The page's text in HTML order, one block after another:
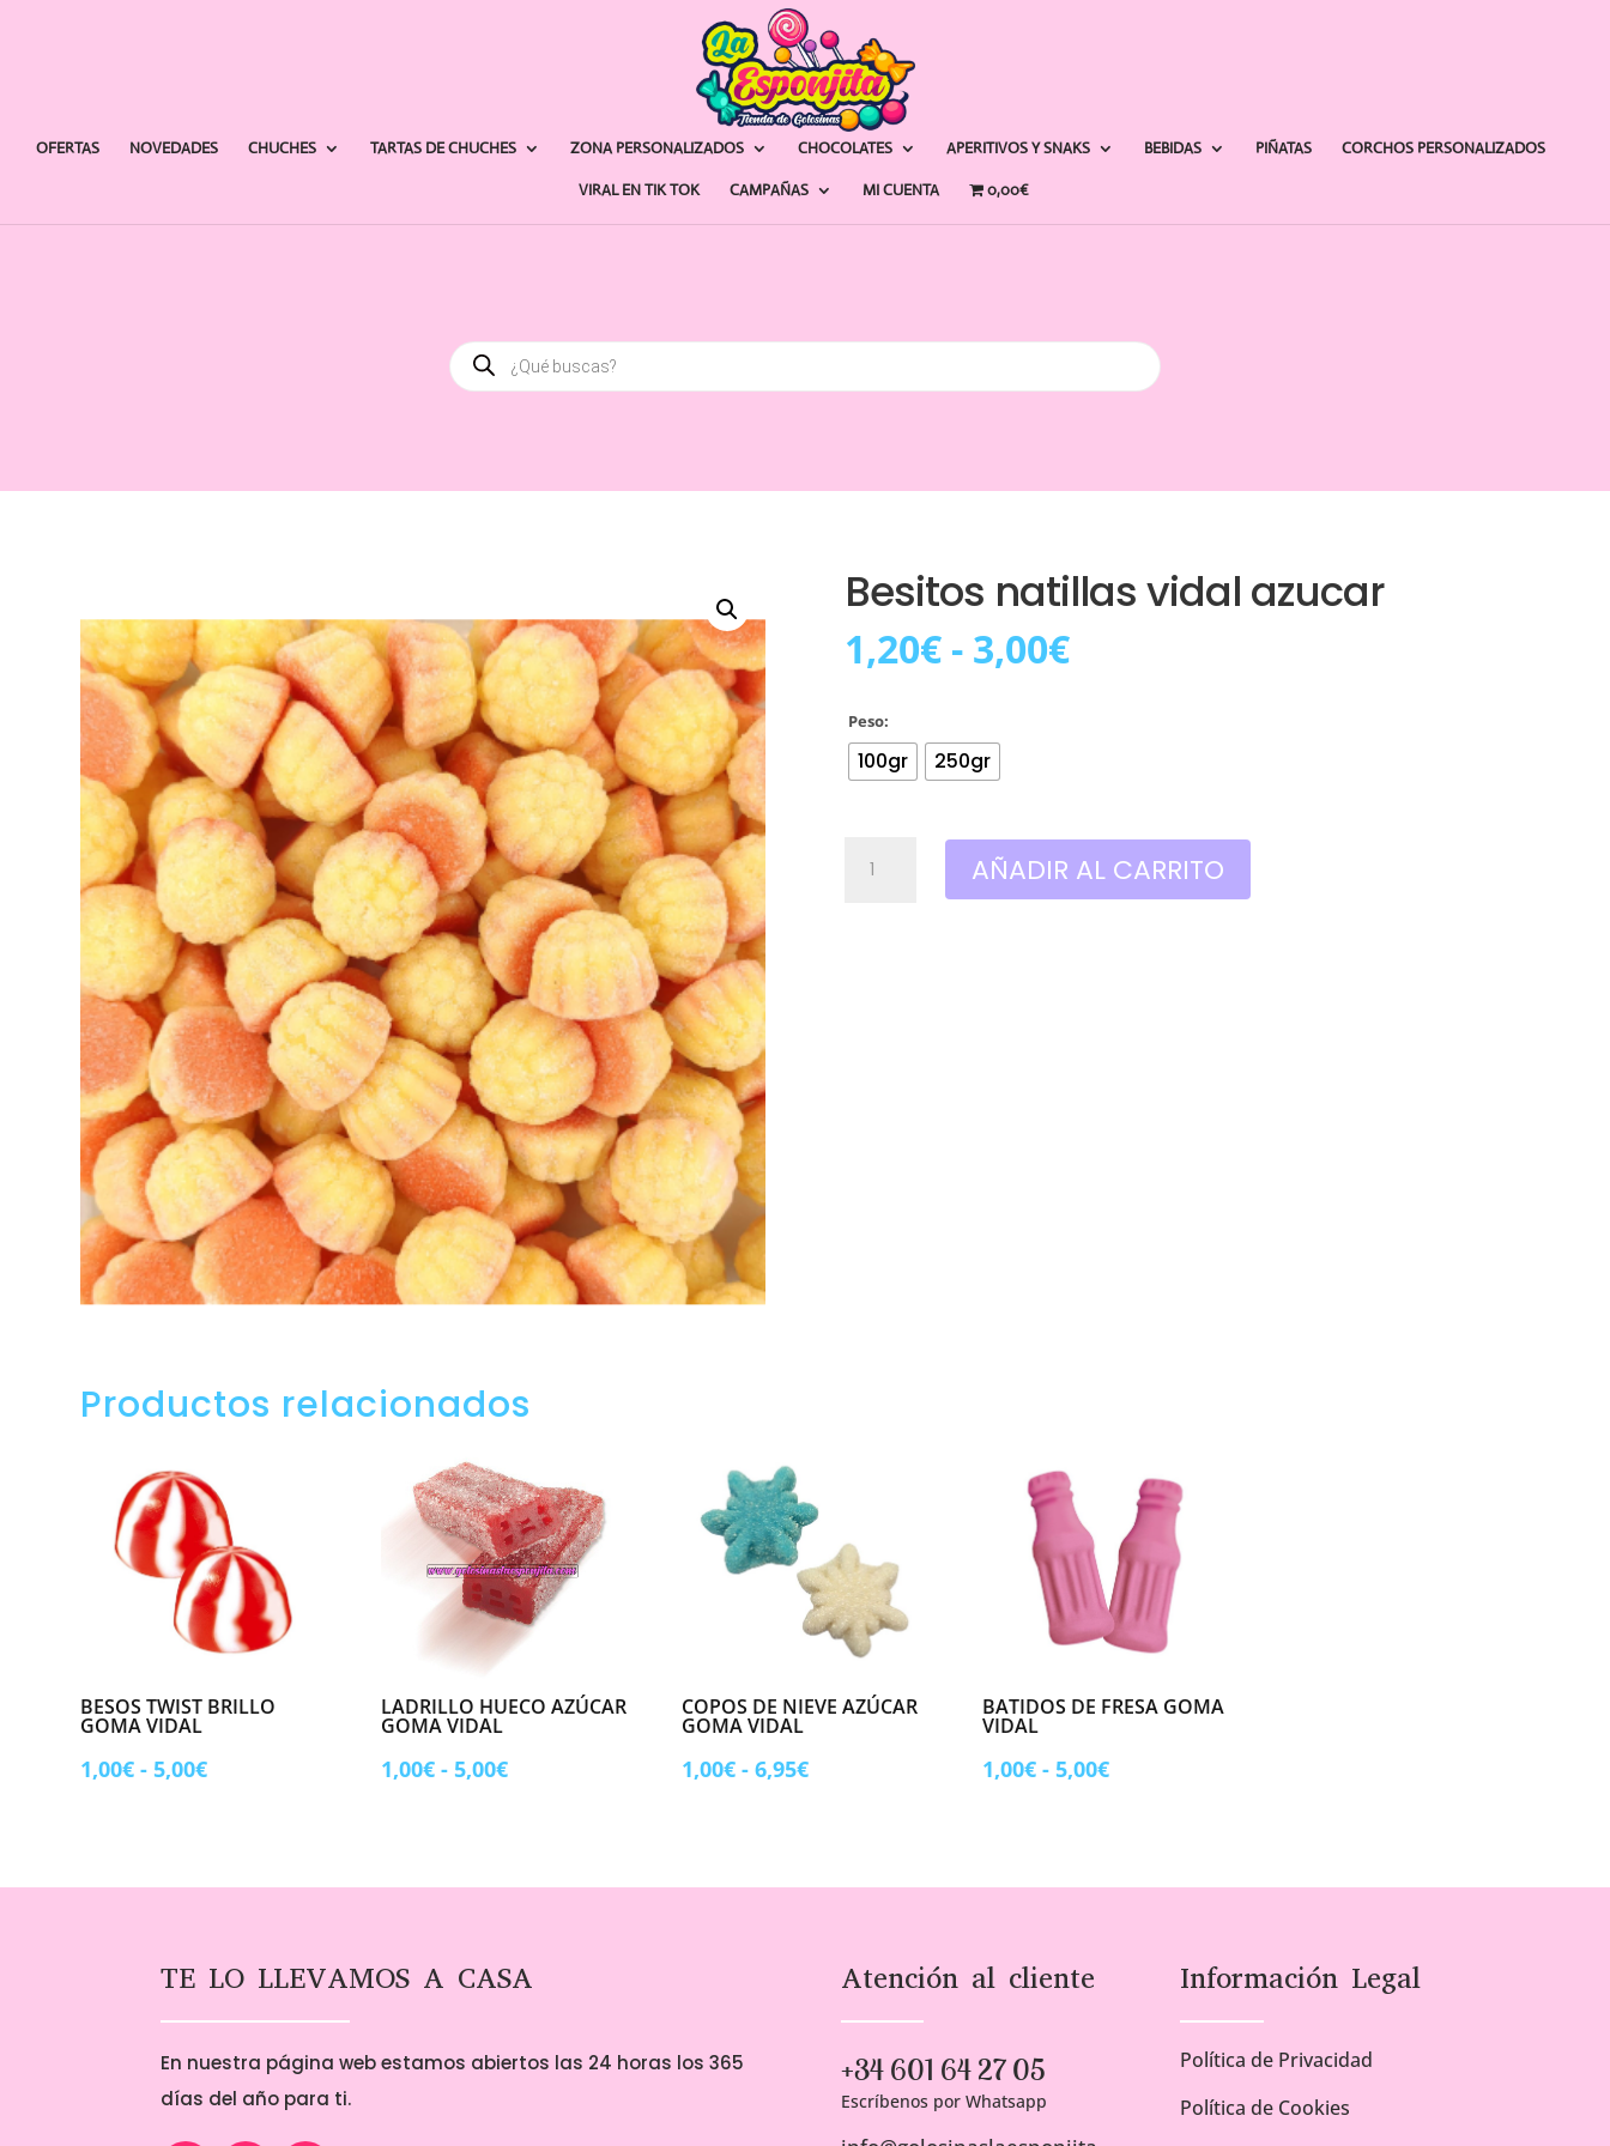
OFERTAS NOVEDADES CHUCHES TARTAS DE CHUCHES ZONA PERSONALIZADOS CHOCOLATES APERITIVOS Y SNAKS BEBIDAS PIÑATAS CORCHOS PERSONALIZADOS
VIRAL EN TIK TOK CAMPAÑAS MI CUENTA 0,00€
Búsqueda
de
productos
Besitos natillas vidal azucar
1,20€ - 3,00€Rango
de
Peso:
100gr 250gr
natillas
AÑADIR AL CARRITO
Productos relacionados
BESOS TWIST BRILLO
GOMA VIDAL
1,00€ - 5,00€Rango
1,00€
LADRILLO HUECO AZÚCAR
GOMA VIDAL
1,00€ - 5,00€Rango
1,00€
COPOS DE NIEVE AZÚCAR
GOMA VIDAL
1,00€ - 6,95€Rango
1,00€
BATIDOS DE FRESA GOMA
VIDAL
1,00€ - 5,00€Rango
1,00€
TE LO LLEVAMOS A CASA
En nuestra página web estamos abiertos las 24 horas los 365
días del año para ti.
Atención al cliente
+34 601 64 27 05
Escríbenos por Whatsapp
Información Legal
Política de Privacidad
Política de Cookies